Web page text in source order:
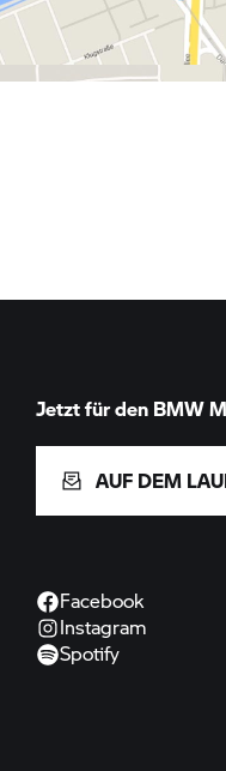
Jetzt für den BMW
AUF DEM
Facebook
Instagram
Spotify